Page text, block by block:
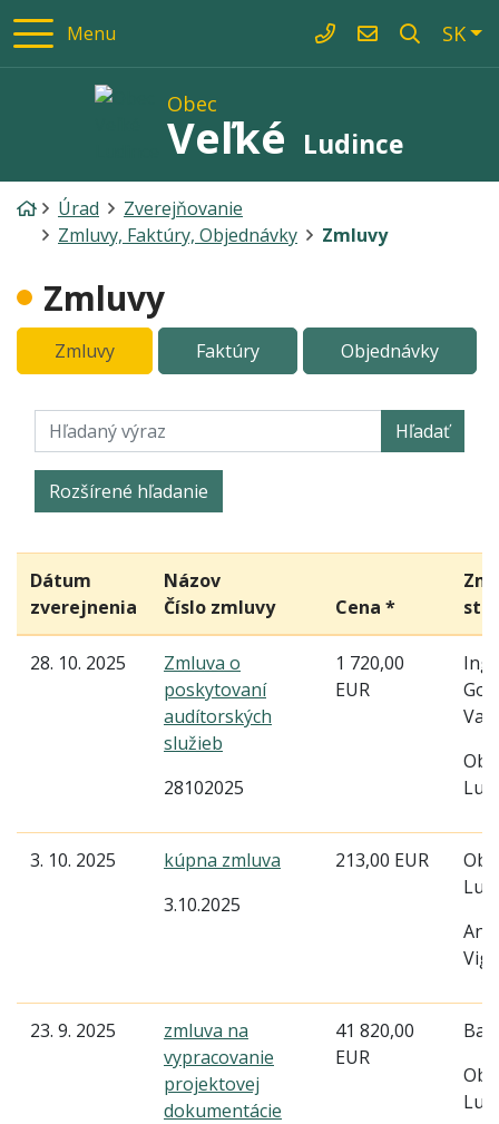
Menu
+421/367738121
SK
Obec
Veľké Ludince
Úvodná stránka
Úrad
Zverejňovanie
Zmluvy, Faktúry, Objednávky
Zmluvy
Zmluvy
Zmluvy Faktúry Objednávky
Hľadaný výraz Hľadať
Rozšírené hľadanie
Dátum
zverejnenia
Názov
Číslo zmluvy
Cena *
28. 10. 2025
Zmluva o
poskytovaní
audítorských
služieb
28102025
1 720,00
EUR
3. 10. 2025
kúpna zmluva
3.10.2025
213,00 EUR
23. 9. 2025
zmluva na
vypracovanie
projektovej
dokumentácie
41 820,00
EUR